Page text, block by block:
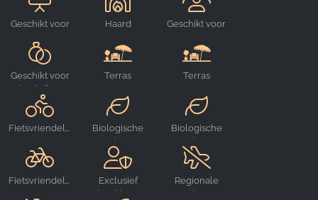
Geschikt voor
Haard
Geschikt voor
Geschikt voor
bruiloften
Terras Terras
Biologische
producten
Biologische
producten
Exclusief
boekbaar
Regionale
producten
Google LLC
Verzamelen van statistieken over websitegebruik
24 uur - 2 jaar